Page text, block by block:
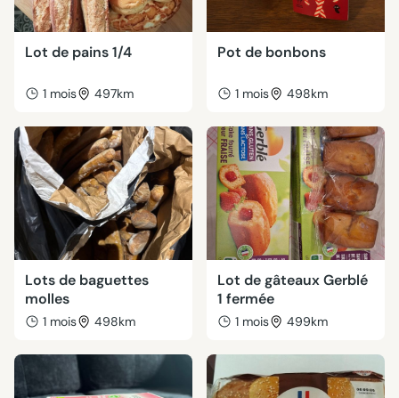
Lot de pains 1/4
1 mois 497km
Pot de bonbons
1 mois 498km
Lots de baguettes
molles
1 mois 498km
Lot de gâteaux Gerblé
1 fermée
1 mois 499km